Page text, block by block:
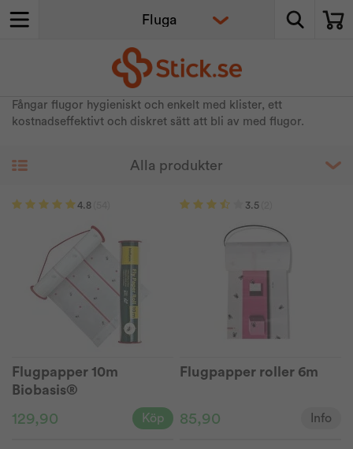
Fångar flugor hygieniskt och enkelt med klister, ett
kostnadseffektivt och diskret sätt att bli av med flugor.
4.8
Flugpapper 10m
Biobasis®
129,90 Köp
3.5
Flugpapper roller 6m
85,90 Info